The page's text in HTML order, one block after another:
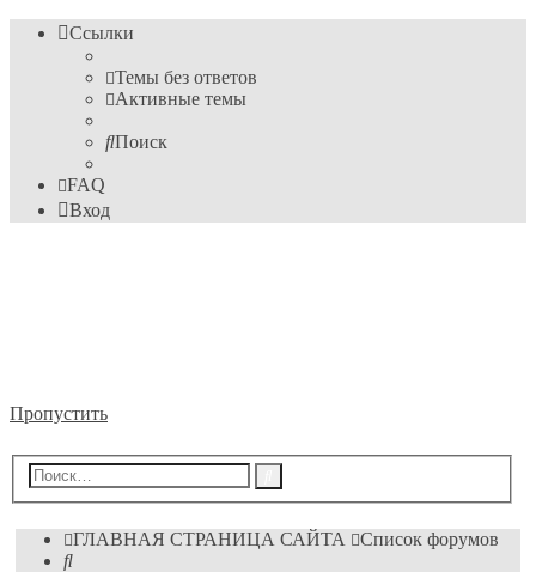
Ссылки
Темы без ответов
Активные темы
Поиск
FAQ
Вход
Пропустить
ГЛАВНАЯ СТРАНИЦА САЙТА
Список форумов
Поиск